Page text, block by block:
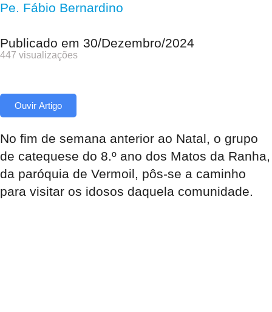
Pe. Fábio Bernardino
Publicado em 30/Dezembro/2024
447 visualizações
Ouvir Artigo
No fim de semana anterior ao Natal, o grupo
de catequese do 8.º ano dos Matos da Ranha,
da paróquia de Vermoil, pôs-se a caminho
para visitar os idosos daquela comunidade.